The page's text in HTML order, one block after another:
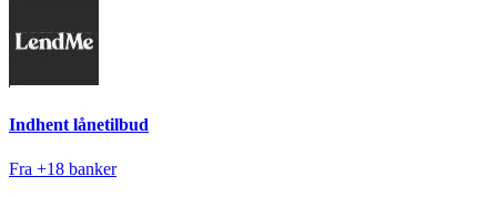
Indhent lånetilbud
Fra +18 banker